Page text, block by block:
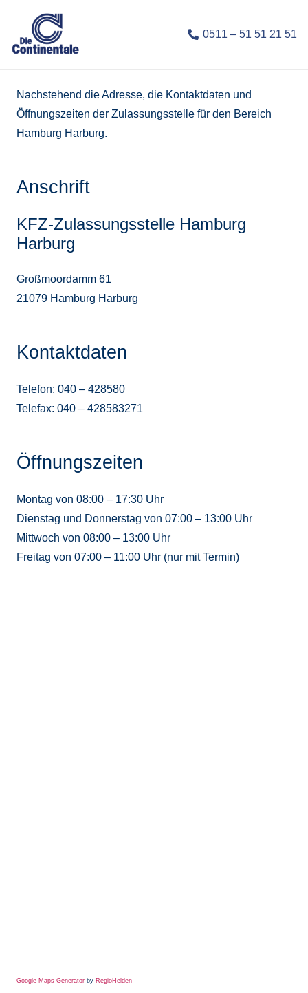
0511 – 51 51 21 51
Nachstehend die Adresse, die Kontaktdaten und
Öffnungszeiten der Zulassungsstelle für den Bereich
Hamburg Harburg.
Anschrift
KFZ-Zulassungsstelle Hamburg
Harburg
Großmoordamm 61
21079 Hamburg Harburg
Kontaktdaten
Telefon: 040 – 428580
Telefax: 040 – 428583271
Öffnungszeiten
Montag von 08:00 – 17:30 Uhr
Dienstag und Donnerstag von 07:00 – 13:00 Uhr
Mittwoch von 08:00 – 13:00 Uhr
Freitag von 07:00 – 11:00 Uhr (nur mit Termin)
Google Maps Generator by RegioHelden